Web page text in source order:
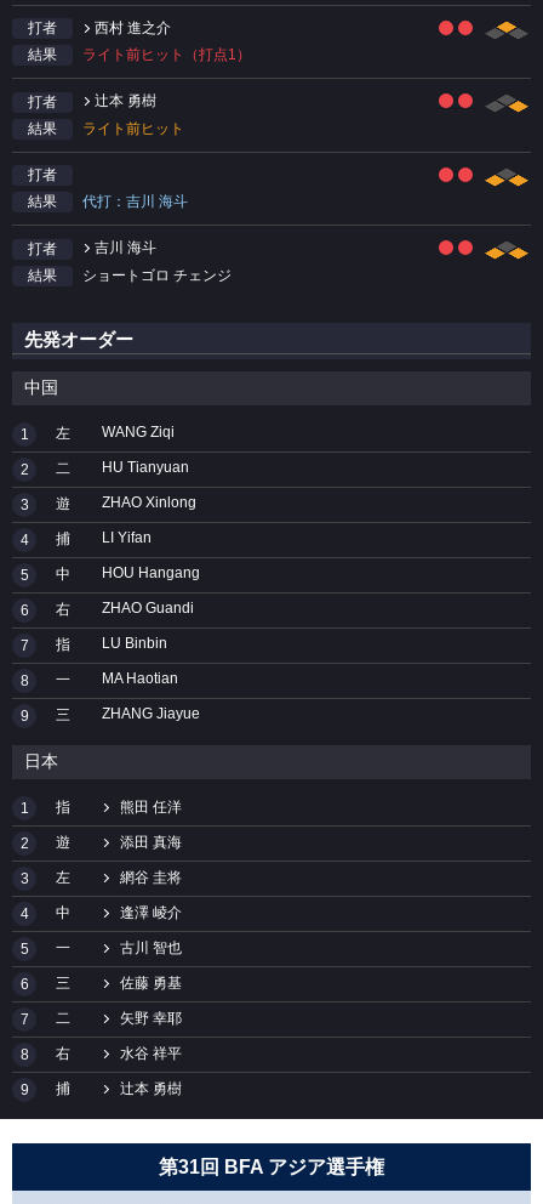
打者
西村 進之介
結果
ライト前ヒット（打点1）
打者
辻本 勇樹
結果
ライト前ヒット
打者
結果
代打：吉川 海斗
打者
吉川 海斗
結果
ショートゴロ チェンジ
先発オーダー
中国
1 左 WANG Ziqi
2 二 HU Tianyuan
3 遊 ZHAO Xinlong
4 捕 LI Yifan
5 中 HOU Hangang
6 右 ZHAO Guandi
7 指 LU Binbin
8 一 MA Haotian
9 三 ZHANG Jiayue
日本
1 指 熊田 任洋
2 遊 添田 真海
3 左 網谷 圭将
4 中 逢澤 崚介
5 一 古川 智也
6 三 佐藤 勇基
7 二 矢野 幸耶
8 右 水谷 祥平
9 捕 辻本 勇樹
第31回 BFA アジア選手権